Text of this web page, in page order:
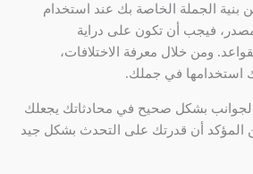
الجملة الخاصة بك عند استخدام
فيجب أن تكون على دراية
ومن خلال معرفة الاختلافات،
استخدامها في جملك.
بشكل صحيح في محادثاتك يجعلك
المؤكد أن قدرتك على التحدث بشكل جيد